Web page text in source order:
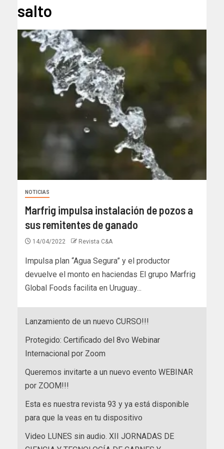
salto
NOTICIAS
Marfrig impulsa instalación de pozos a
sus remitentes de ganado
14/04/2022 Revista C&A
Impulsa plan “Agua Segura” y el productor
devuelve el monto en haciendas El grupo Marfrig
Global Foods facilita en Uruguay...
Lanzamiento de un nuevo CURSO!!!
Protegido: Certificado del 8vo Webinar
Internacional por Zoom
Queremos invitarte a un nuevo evento WEBINAR
por ZOOM!!!
Esta es nuestra revista 93 y ya está disponible
para que la veas en tu dispositivo
Video LUNES sin audio. XII JORNADAS DE